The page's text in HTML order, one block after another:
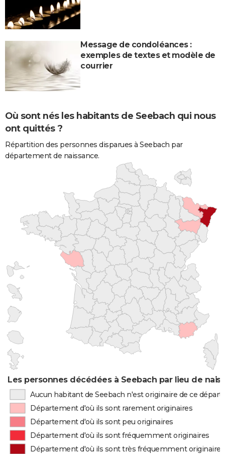
Message de condoléances :
exemples de textes et modèle de
courrier
Où sont nés les habitants de Seebach qui nous
ont quittés ?
Répartition des personnes disparues à Seebach par
département de naissance.
Les personnes décédées à Seebach par lieu de
Aucun habitant de Seebach n'est originaire de ce
Département d'où ils sont rarement originaires
Département d'où ils sont peu originaires
Département d'où ils sont fréquemment originaires
Département d'où ils sont très fréquemment originaires